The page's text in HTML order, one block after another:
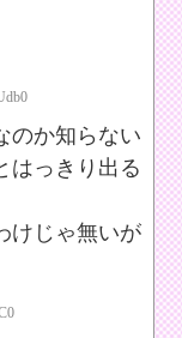
のか知らない
はっきり出る
けじゃ無いが